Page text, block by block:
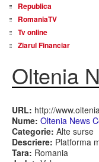
Republica
RomaniaTV
Tv online
Ziarul Financiar
Oltenia
URL: http://
Nume: Oltenia News
Categorie: Alte surse
Descriere: Platforma
Tara: Romania